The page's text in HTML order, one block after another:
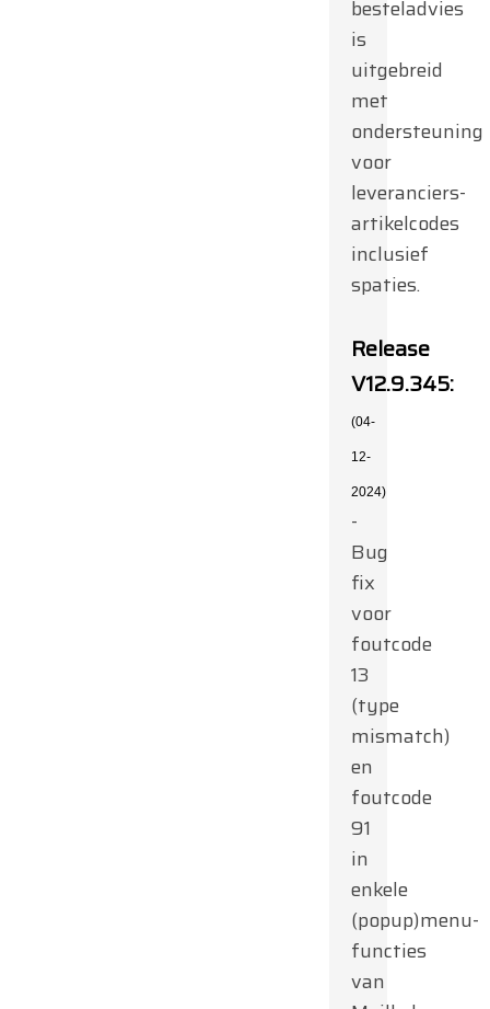
besteladvies
is
uitgebreid
met
ondersteuning
voor
leveranciers-
artikelcodes
inclusief
spaties.
Release
V12.9.345:
(04-
12-
2024)
-
Bug
fix
voor
foutcode
13
(type
mismatch)
en
foutcode
91
in
enkele
(popup)menu-
functies
van